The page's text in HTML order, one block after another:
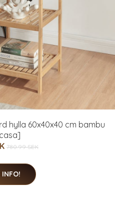
hylla 60x40x40 cm bambu
780.99 SEK
INFO!